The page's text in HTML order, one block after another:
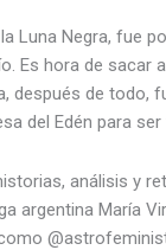
Luna Negra, fue
Es hora de sacar
después de todo,
del Edén para
análisis y
argentina María